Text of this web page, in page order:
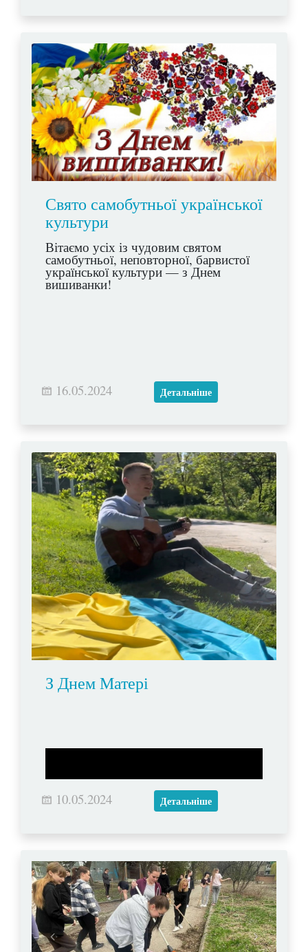
Свято самобутньої української
культури
Вітаємо усіх із чудовим святом
самобутньої, неповторної, барвистої
української культури — з Днем
вишиванки!
16.05.2024 Детальніше
З Днем Матері
10.05.2024 Детальніше